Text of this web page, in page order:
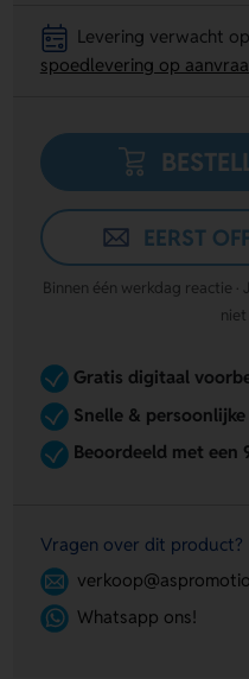
Levering verwacht
spoedlevering op
EERST
Binnen één werkdag reactie ·
Gratis digitaal
Snelle &
Beoordeeld met een
Vragen over dit product?
Whatsapp ons!